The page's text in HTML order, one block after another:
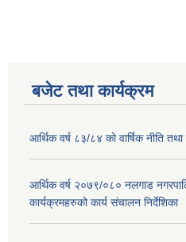
बजेट तथा कार्यक्रम
आर्थिक वर्ष ८३/८४ को वार्षिक नीति
आर्थिक वर्ष २०७९/०८० नलगाड
कार्यक्रमहरुको कार्य संचालन निर्देशिका